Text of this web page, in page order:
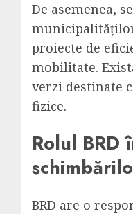
De asemenea,
proiecte de
mobilitate.
verzi destinate
fizice.
Rolul BRD
BRD are o